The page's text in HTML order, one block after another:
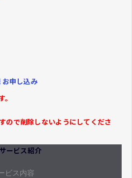
お申し込み
ので削除しないようにしてくださ
ービス紹介
ビス内容